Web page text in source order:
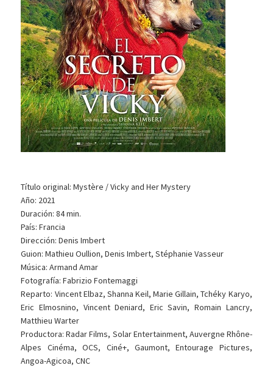
Título original: Mystère / Vicky and Her Mystery
Año: 2021
Duración: 84 min.
País: Francia
Dirección: Denis Imbert
Guion: Mathieu Oullion, Denis Imbert, Stéphanie Vasseur
Música: Armand Amar
Fotografía: Fabrizio Fontemaggi
Reparto: Vincent Elbaz, Shanna Keil, Marie Gillain, Tchéky Karyo,
Eric Elmosnino, Vincent Deniard, Eric Savin, Romain Lancry,
Matthieu Warter
Productora: Radar Films, Solar Entertainment, Auvergne Rhône-
Alpes Cinéma, OCS, Ciné+, Gaumont, Entourage Pictures,
Angoa-Agicoa, CNC